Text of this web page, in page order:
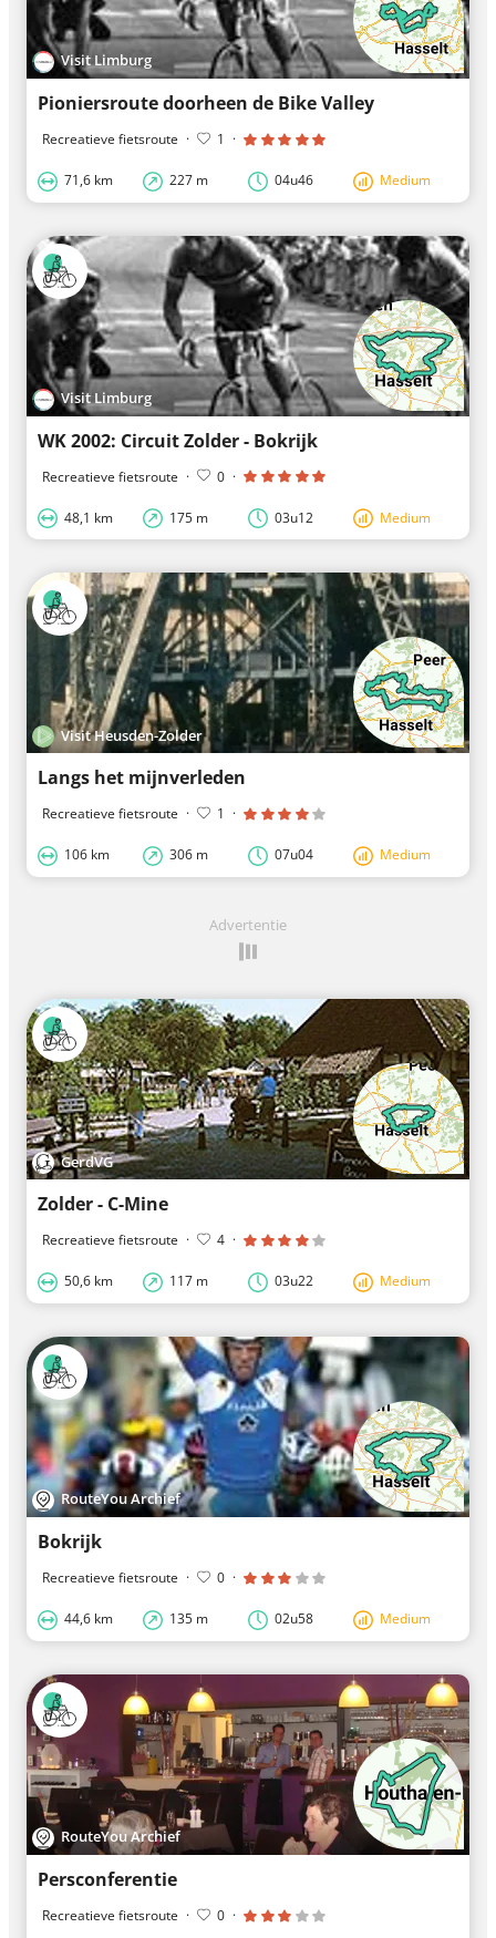
Visit Limburg
Pioniersroute doorheen de Bike Valley
Recreatieve fietsroute · 1 ·
71,6 km 227 m 04u46 Medium
Visit Limburg
WK 2002: Circuit Zolder - Bokrijk
Recreatieve fietsroute · 0 ·
48,1 km 175 m 03u12 Medium
Visit Heusden-Zolder
Langs het mijnverleden
Recreatieve fietsroute · 1 ·
106 km 306 m 07u04 Medium
Advertentie
GerdVG
Zolder - C-Mine
Recreatieve fietsroute · 4 ·
50,6 km 117 m 03u22 Medium
RouteYou Archief
Bokrijk
Recreatieve fietsroute · 0 ·
44,6 km 135 m 02u58 Medium
RouteYou Archief
Persconferentie
Recreatieve fietsroute · 0 ·